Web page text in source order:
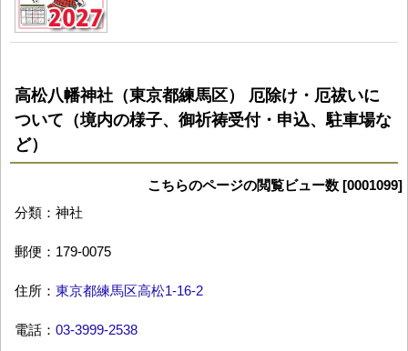
高松八幡神社（東京都練馬区） 厄除け・厄祓いに
ついて（境内の様子、御祈祷受付・申込、駐車場な
ど）
こちらのページの閲覧ビュー数 [0001099]
分類：神社
郵便：179-0075
住所： 東京都練馬区高松1-16-2
電話： 03-3999-2538